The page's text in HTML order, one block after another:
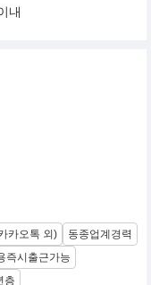
내
카오톡 외)
동종업계경력
즉시출근가능
층